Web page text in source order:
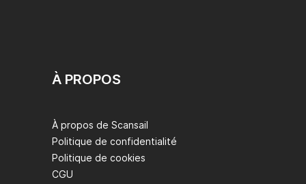
À PROPOS
À propos de Scansail
Politique de confidentialité
Politique de cookies
CGU